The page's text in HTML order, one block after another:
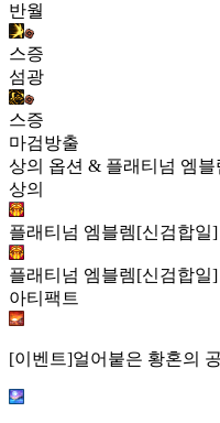
반월
스증
섬광
스증
마검방출
상의 옵션 & 플래티넘 엠블
상의
플래티넘 엠블렘[신검합일]
플래티넘 엠블렘[신검합일]
아티팩트
[이벤트]얼어붙은 황혼의